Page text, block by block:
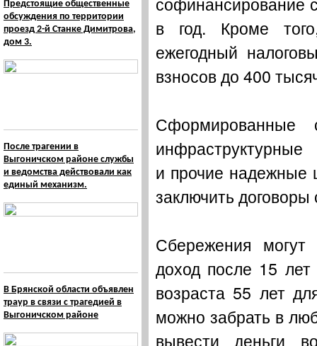
Предстоящие общественные
обсуждения по территории
проезд 2-й Станке Димитрова,
дом 3.
После трагении в
Выгоничском районе службы
и ведомства действовали как
единый механизм.
В Брянской области объявлен
траур в связи с трагедией в
Выгоничском районе
в год. Кроме
ежегодный
взносов до 400
Сформированные
и прочие надежные
заключить
Сбережения могут
доход после 15
возраста 55 лет
можно забрать в
вывести деньги